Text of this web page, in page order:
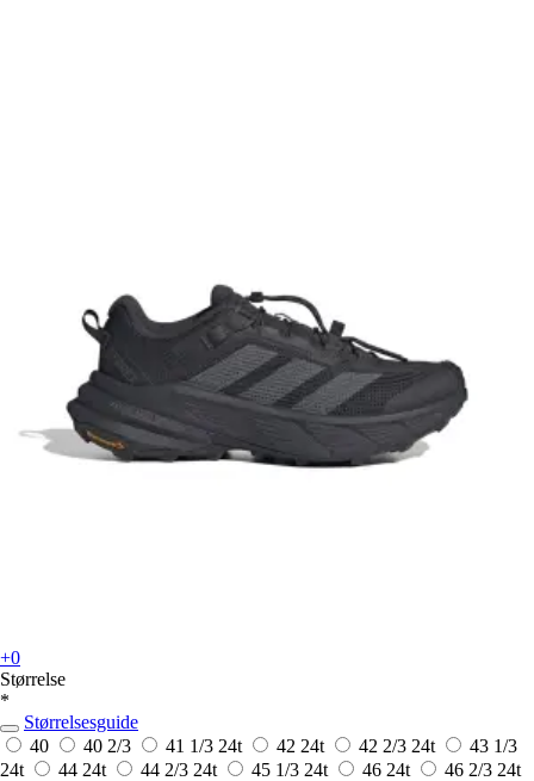
+0
Størrelse
*
Størrelsesguide
40
40 2/3 41 1/3 24t 42 24t 42 2/3 24t
43 1/3
24t
44 24t 44 2/3 24t 45 1/3 24t 46 24t 46 2/3 24t